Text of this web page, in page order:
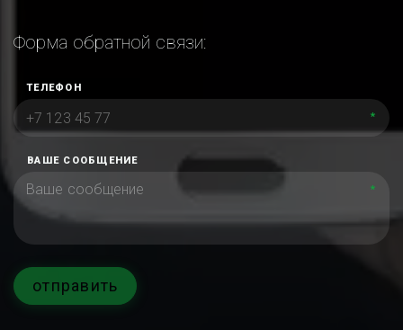
Форма обратной связи:
ТЕЛЕФОН
*
ВАШЕ СООБЩЕНИЕ
*
отправить